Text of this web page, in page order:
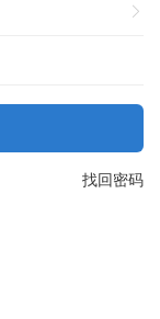
找回密码